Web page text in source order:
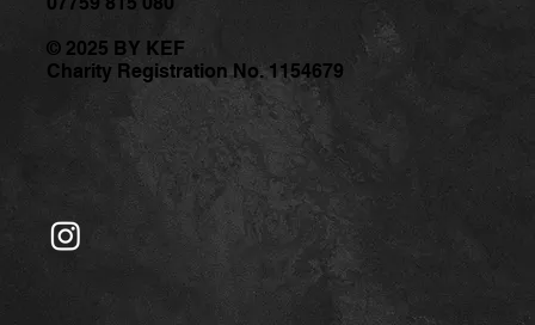
© 2025 BY KEF
Charity Registration No. 1154679